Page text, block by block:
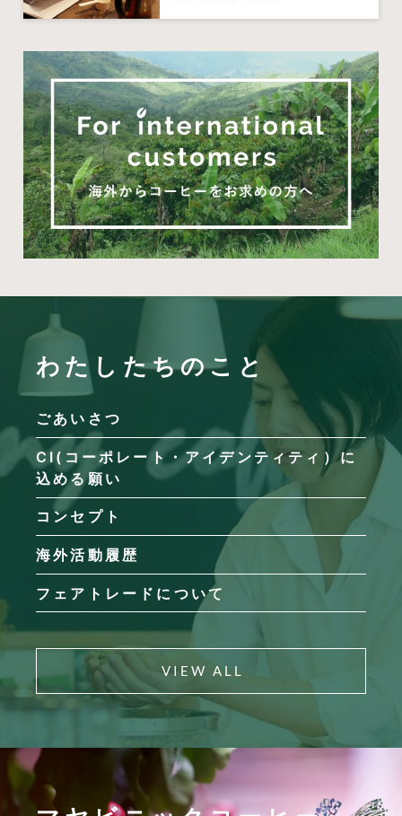
わたしたちのこと
ごあいさつ
CI(コーポレート・アイデンティティ）に
込める願い
コンセプト
海外活動履歴
フェアトレードについて
VIEW ALL